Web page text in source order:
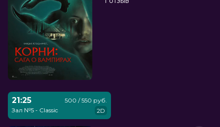
21:25
Зал №5 - Classic
500 / 550 руб.
2D